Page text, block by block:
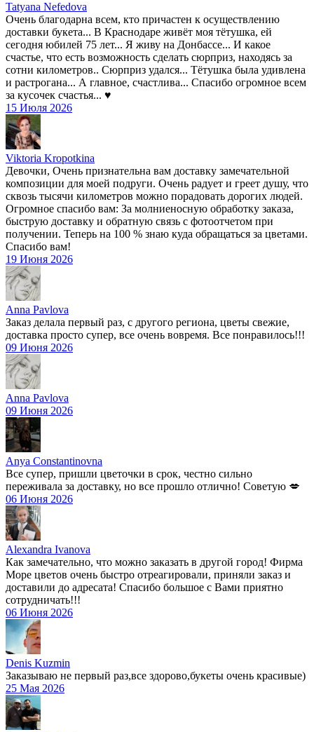
Tatyana Nefedova
Очень благодарна всем, кто причастен к осуществлению
доставки букета... В Краснодаре живёт моя тётушка, ей
сегодня юбилей 75 лет... Я живу на Донбассе... И какое
счастье, что есть возможность сделать сюрприз, находясь за
сотни километров.. Сюрприз удался... Тётушка была удивлена
и растрогана... А главное, счастлива... Спасибо огромное всем
за кусочек счастья... ♥️
15 Июля 2026
Viktoria Kropotkina
Девочки, Очень признательна вам доставку замечательной
композиции для моей подруги. Очень радует и греет душу, что
сквозь тысячи километров можно порадовать дорогих людей.
Огромное спасибо вам: За молниеносную обработку заказа,
быструю доставку и обратную связь с фотоотчетом при
получении. Теперь на 100 % знаю куда обращаться за цветами.
Спасибо вам!
19 Июня 2026
Anna Pavlova
Заказ делала первый раз, с другого региона, цветы свежие,
доставка просто супер, все очень вовремя. Все понравилось!!!
09 Июня 2026
Anna Pavlova
09 Июня 2026
Anya Constantinovna
Все супер, пришли цветочки в срок, честно сильно
переживала за доставку, но все прошло отлично! Советую 💋
06 Июня 2026
Alexandra Ivanova
Как замечательно, что можно заказать в другой город! Фирма
Море цветов очень быстро отреагировали, приняли заказ и
доставили до адресата! Спасибо большое с Вами приятно
сотрудничать!!!
06 Июня 2026
Denis Kuzmin
Заказываю не первый раз,все здорово,букеты очень красивые)
25 Мая 2026